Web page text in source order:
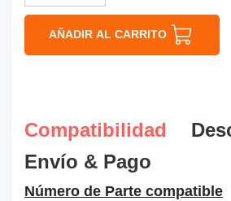
AÑADIR AL CARRITO
Compatibilidad
Envío & Pago
Número de Parte compatible